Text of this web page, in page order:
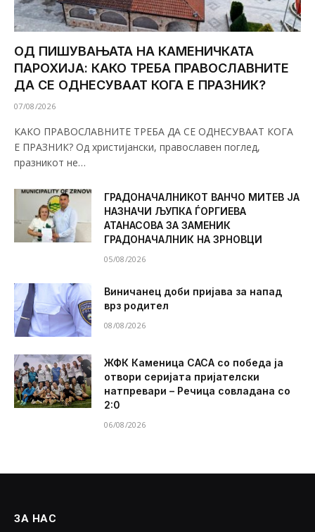
ОД ПИШУВАЊАТА НА КАМЕНИЧКАТА
ПАРОХИЈА: КАКО ТРЕБА ПРАВОСЛАВНИТЕ
ДА СЕ ОДНЕСУВААТ КОГА Е ПРАЗНИК?
07/08/2026
КАКО ПРАВОСЛАВНИТЕ ТРЕБА ДА СЕ ОДНЕСУВААТ КОГА
Е ПРАЗНИК? Од христијански, православен поглед,
празникот не…
ГРАДОНАЧАЛНИКОТ ВАНЧО МИТЕВ ЈА
НАЗНАЧИ ЉУПКА ЃОРГИЕВА
АТАНАСОВА ЗА ЗАМЕНИК
ГРАДОНАЧАЛНИК НА ЗРНОВЦИ
05/08/2026
Виничанец доби пријава за напад
врз родител
08/08/2026
ЖФК Каменица САСА со победа ја
отвори серијата пријателски
натпревари – Речица совладана со
2:0
06/08/2026
ЗА НАС